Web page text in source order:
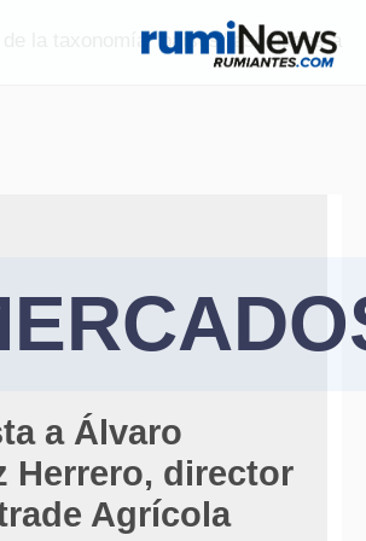
de la taxonomía "paises" asociados a
a Álvaro
Herrero, director
Agrícola